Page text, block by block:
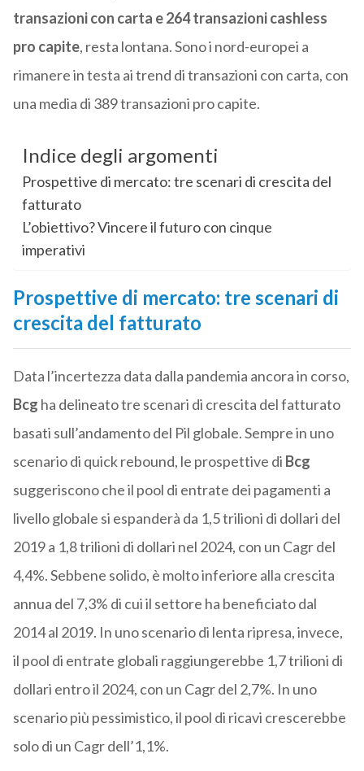
transazioni con carta e 264 transazioni cashless
pro capite, resta lontana. Sono i nord-europei a
rimanere in testa ai trend di transazioni con carta, con
una media di 389 transazioni pro capite.
Indice degli argomenti
Prospettive di mercato: tre scenari di crescita del
fatturato
L’obiettivo? Vincere il futuro con cinque
imperativi
Prospettive di mercato: tre scenari di
crescita del fatturato
Data l’incertezza data dalla pandemia ancora in corso,
Bcg ha delineato tre scenari di crescita del fatturato
basati sull’andamento del Pil globale. Sempre in uno
scenario di quick rebound, le prospettive di Bcg
suggeriscono che il pool di entrate dei pagamenti a
livello globale si espanderà da 1,5 trilioni di dollari del
2019 a 1,8 trilioni di dollari nel 2024, con un Cagr del
4,4%. Sebbene solido, è molto inferiore alla crescita
annua del 7,3% di cui il settore ha beneficiato dal
2014 al 2019. In uno scenario di lenta ripresa, invece,
il pool di entrate globali raggiungerebbe 1,7 trilioni di
dollari entro il 2024, con un Cagr del 2,7%. In uno
scenario più pessimistico, il pool di ricavi crescerebbe
solo di un Cagr dell’1,1%.